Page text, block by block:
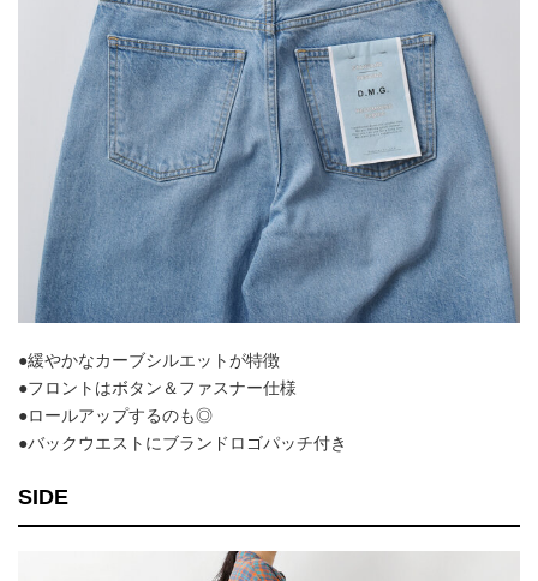
●緩やかなカーブシルエットが特徴
●フロントはボタン＆ファスナー仕様
●ロールアップするのも◎
●バックウエストにブランドロゴパッチ付き
SIDE